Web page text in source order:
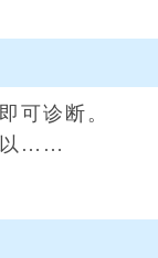
可诊断。
以……